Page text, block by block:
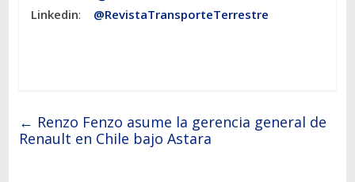
Linkedin: @RevistaTransporteTerrestre
← Renzo Fenzo asume la gerencia general de
Renault en Chile bajo Astara